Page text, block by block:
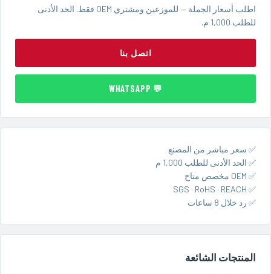
اطلب أسعار الجملة — للموزعين ومشتري OEM فقط. الحد الأدنى
للطلب 1,000 م.
اتصل بنا
💬 WHATSAPP
✅ سعر مباشر من المصنع
✅ الحد الأدنى للطلب 1,000 م
✅ OEM مخصص متاح
✅ SGS · RoHS · REACH
✅ رد خلال 8 ساعات
المنتجات الشائعة